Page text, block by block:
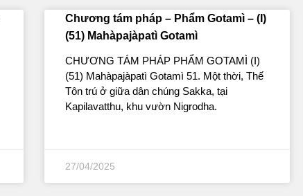
Chương tám pháp – Phẩm Gotamì – (I)
(51) Mahàpajàpatì Gotamì
CHƯƠNG TÁM PHÁP PHẨM GOTAMÌ (I)
(51) Mahàpajàpatì Gotamì 51. Một thời, Thế
Tôn trú ở giữa dân chúng Sakka, tại
Kapilavatthu, khu vườn Nigrodha.
27/04/2025